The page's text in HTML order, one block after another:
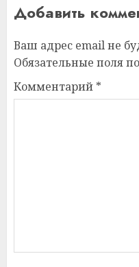
Добавить
Ваш адрес email не
Обязательные поля
Комментарий *